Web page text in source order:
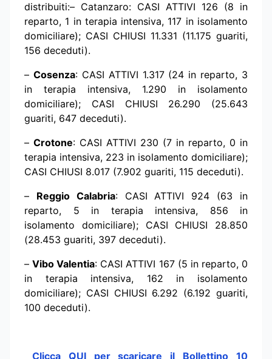
distribuiti:– Catanzaro: CASI ATTIVI 126 (8 in
reparto, 1 in terapia intensiva, 117 in isolamento
domiciliare); CASI CHIUSI 11.331 (11.175 guariti,
156 deceduti).
– Cosenza: CASI ATTIVI 1.317 (24 in reparto, 3
in terapia intensiva, 1.290 in isolamento
domiciliare); CASI CHIUSI 26.290 (25.643
guariti, 647 deceduti).
– Crotone: CASI ATTIVI 230 (7 in reparto, 0 in
terapia intensiva, 223 in isolamento domiciliare);
CASI CHIUSI 8.017 (7.902 guariti, 115 deceduti).
– Reggio Calabria: CASI ATTIVI 924 (63 in
reparto, 5 in terapia intensiva, 856 in
isolamento domiciliare); CASI CHIUSI 28.850
(28.453 guariti, 397 deceduti).
–Vibo Valentia: CASI ATTIVI 167 (5 in reparto, 0
in terapia intensiva, 162 in isolamento
domiciliare); CASI CHIUSI 6.292 (6.192 guariti,
100 deceduti).
Clicca QUI per scaricare il Bollettino 10